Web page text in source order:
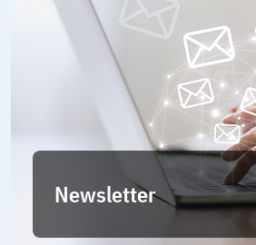
Newsletter